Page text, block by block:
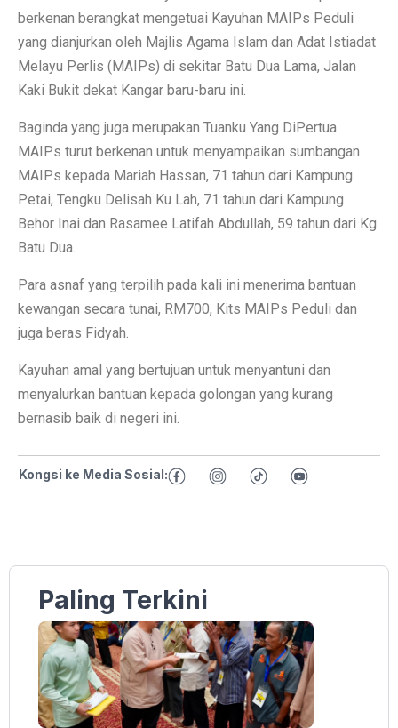
berkenan berangkat mengetuai Kayuhan MAIPs Peduli
yang dianjurkan oleh Majlis Agama Islam dan Adat Istiadat
Melayu Perlis (MAIPs) di sekitar Batu Dua Lama, Jalan
Kaki Bukit dekat Kangar baru-baru ini.
Baginda yang juga merupakan Tuanku Yang DiPertua
MAIPs turut berkenan untuk menyampaikan sumbangan
MAIPs kepada Mariah Hassan, 71 tahun dari Kampung
Petai, Tengku Delisah Ku Lah, 71 tahun dari Kampung
Behor Inai dan Rasamee Latifah Abdullah, 59 tahun dari Kg
Batu Dua.
Para asnaf yang terpilih pada kali ini menerima bantuan
kewangan secara tunai, RM700, Kits MAIPs Peduli dan
juga beras Fidyah.
Kayuhan amal yang bertujuan untuk menyantuni dan
menyalurkan bantuan kepada golongan yang kurang
bernasib baik di negeri ini.
Kongsi ke Media Sosial:
Paling Terkini